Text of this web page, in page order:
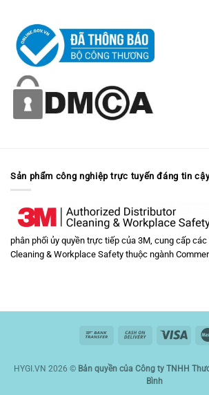
Sản phẩm công nghiệp trực tuyến đáng tin
phân phối ủy quyền trực tiếp của 3M, cung cấp
Cleaning & Workplace Safety thuộc ngành
HYGI.VN 2026 © Bản quyền của Công ty TNHH
Bình